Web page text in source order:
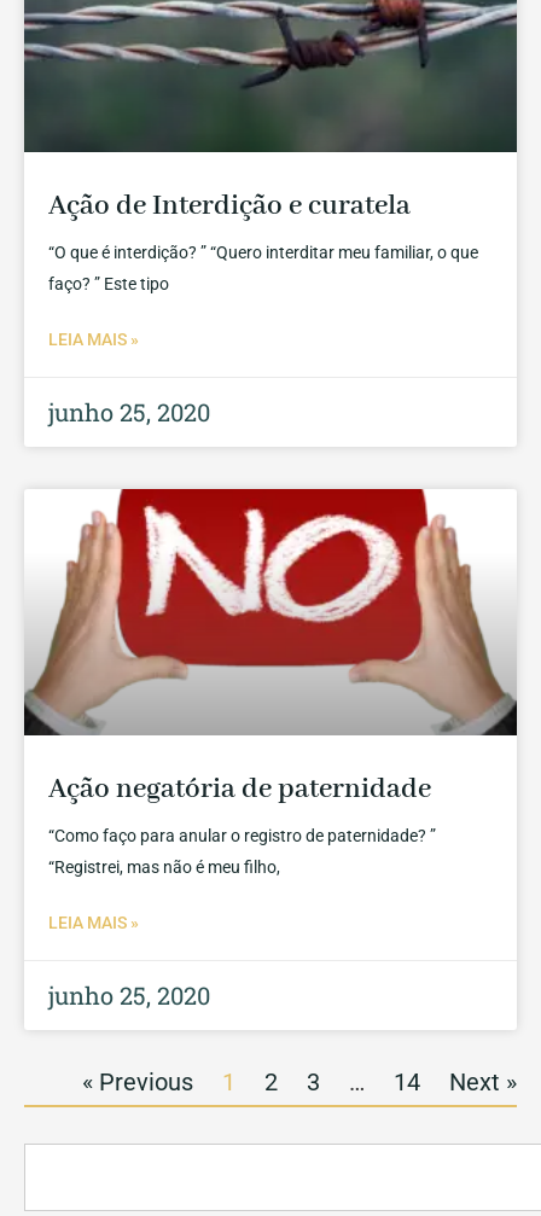
Ação de Interdição e curatela
“O que é interdição? ” “Quero interditar meu familiar, o que
faço? ” Este tipo
LEIA MAIS »
junho 25, 2020
Ação negatória de paternidade
“Como faço para anular o registro de paternidade? ”
“Registrei, mas não é meu filho,
LEIA MAIS »
junho 25, 2020
« Previous 1 2 3 … 14 Next »